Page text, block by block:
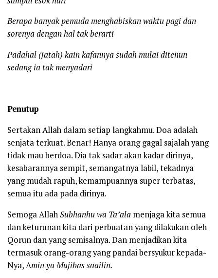
Berapa banyak pemuda menghabiskan waktu pagi dan
sorenya dengan hal tak berarti
Padahal (jatah) kain kafannya sudah mulai ditenun
sedang ia tak menyadari
Penutup
Sertakan Allah dalam setiap langkahmu. Doa adalah
senjata terkuat. Benar! Hanya orang gagal sajalah yang
tidak mau berdoa. Dia tak sadar akan kadar dirinya,
kesabarannya sempit, semangatnya labil, tekadnya
yang mudah rapuh, kemampuannya super terbatas,
semua itu ada pada dirinya.
Semoga AllahSubhanhu wa Ta’ala menjaga kita semua
dan keturunan kita dari perbuatan yang dilakukan oleh
Qorun dan yang semisalnya. Dan menjadikan kita
termasuk orang-orang yang pandai bersyukur kepada-
Nya, Amin ya Mujibas saailin.